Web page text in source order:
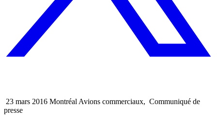
23 mars 2016 Montréal Avions commerciaux, Communiqué de
presse